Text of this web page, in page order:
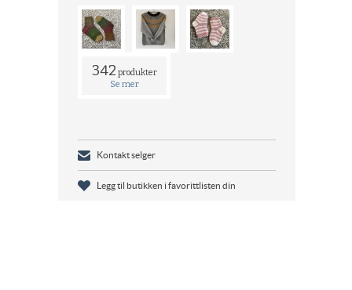
342 produkter
Se mer
Kontakt selger
Legg til butikken i favorittlisten din